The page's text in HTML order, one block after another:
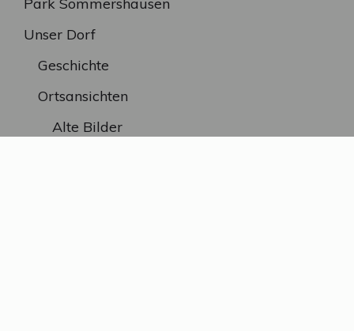
Park Sommershausen
Unser Dorf
Geschichte
Ortsansichten
Alte Bilder